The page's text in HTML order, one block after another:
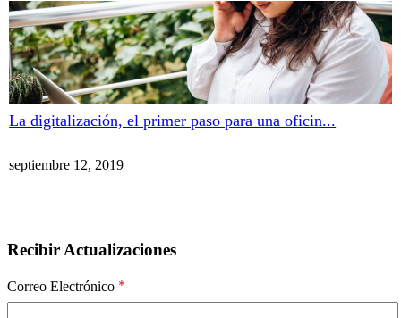
La digitalización, el primer paso para una oficin...
septiembre 12, 2019
Recibir Actualizaciones
Correo Electrónico *